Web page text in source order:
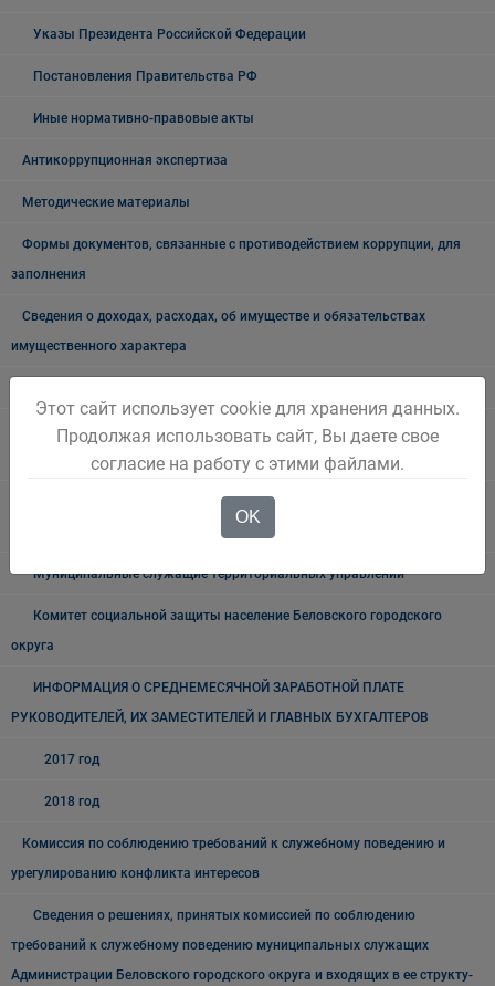
Указы Президента Российской Федерации
Постановления Правительства РФ
Иные нормативно-правовые акты
Антикоррупционная экспертиза
Методические материалы
Формы документов, связанные с противодействием коррупции, для
заполнения
Сведения о доходах, расходах, об имуществе и обязательствах
имущественного характера
Руководители муниципальных учреждений Беловского городского
Муниципальные служащие Администрации Беловского городского
Муниципальные служащие территориальных управлений
Комитет социальной защиты население Беловского городского
округа
ИНФОРМАЦИЯ О СРЕДНЕМЕСЯЧНОЙ ЗАРАБОТНОЙ ПЛАТЕ
РУКОВОДИТЕЛЕЙ, ИХ ЗАМЕСТИТЕЛЕЙ И ГЛАВНЫХ БУХГАЛТЕРОВ
2017 год
2018 год
Комиссия по соблюдению требований к служебному поведению и
урегулированию конфликта интересов
Сведения о решениях, принятых комиссией по соблюдению
требований к служебному поведению муниципальных служащих
Администрации Беловского городского округа и входящих в ее структу-
Этот сайт использует cookie для хранения данных.
Продолжая использовать сайт, Вы даете свое
согласие на работу с этими файлами.
OK